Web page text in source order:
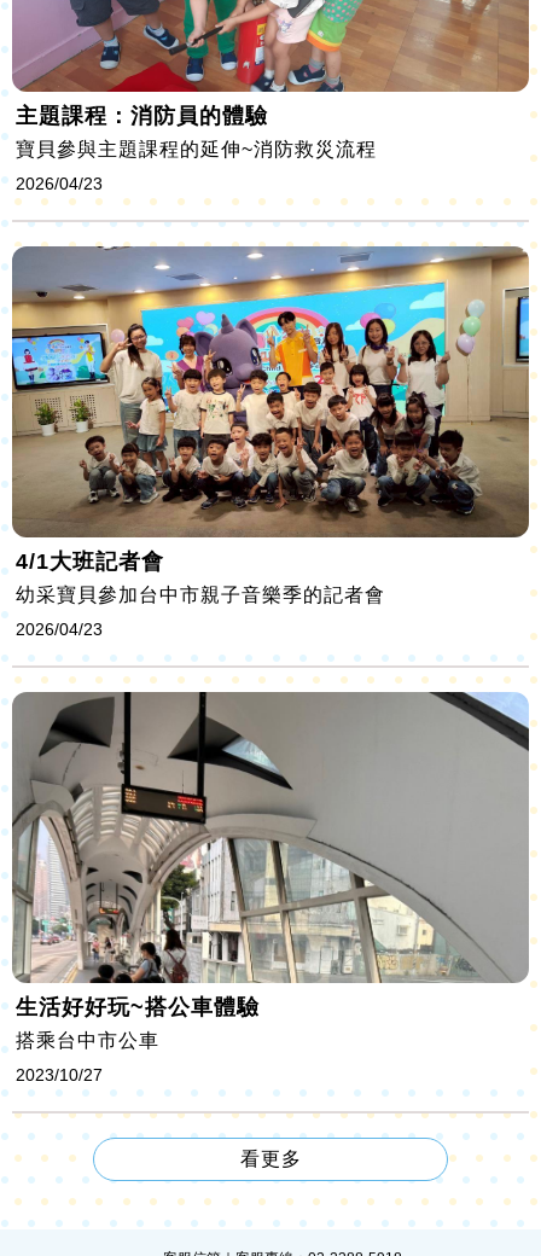
主題課程：消防員的體驗
寶貝參與主題課程的延伸~消防救災流程
2026/04/23
4/1大班記者會
幼采寶貝參加台中市親子音樂季的記者會
2026/04/23
生活好好玩~搭公車體驗
搭乘台中市公車
2023/10/27
看更多